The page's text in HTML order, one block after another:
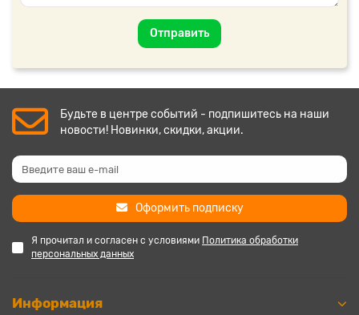
Отправить
Будьте в центре событий - подпишитесь на наши
новости! Новинки, скидки, акции.
Оформить подписку
Я прочитал и согласен с условиями Политика обработки
персональных данных
Информация